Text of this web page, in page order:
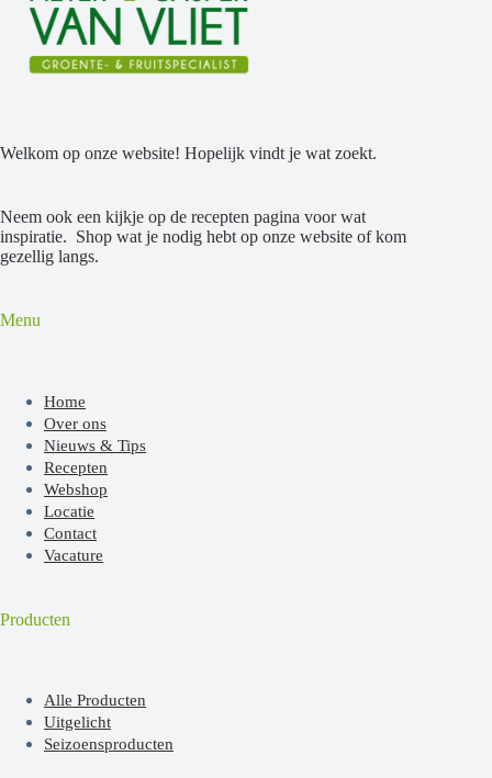
Welkom op onze website! Hopelijk vindt je wat zoekt.
Neem ook een kijkje op de recepten pagina voor wat
inspiratie. Shop wat je nodig hebt op onze website of kom
gezellig langs.
Menu
Home
Over ons
Nieuws & Tips
Recepten
Webshop
Locatie
Contact
Vacature
Producten
Alle Producten
Uitgelicht
Seizoensproducten